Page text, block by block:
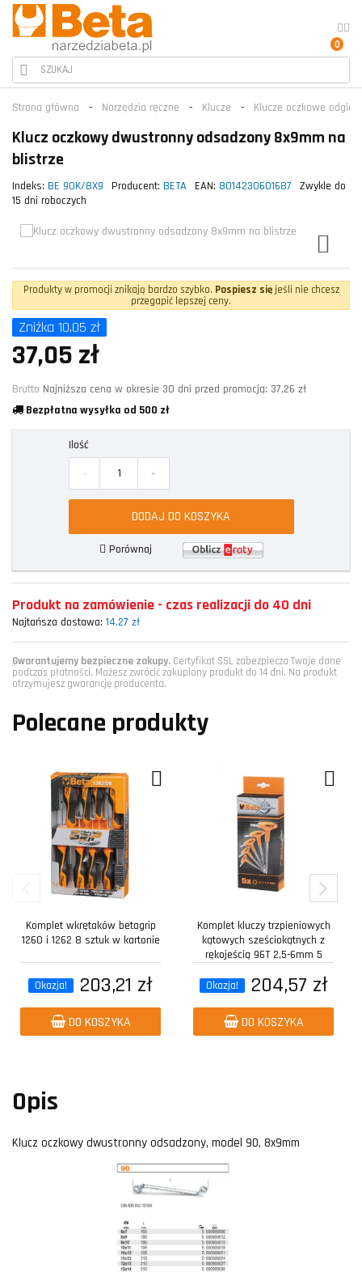
0
Strona główna Narzędzia ręczne Klucze Klucze oczkowe
Klucz oczkowy dwustronny odsadzony 8x9mm na
blistrze
Indeks: BE 90K/8X9 Producent: BETA EAN: 8014230601687
Zwykle do
15 dni roboczych
Produkty w promocji znikają bardzo szybko. Pospiesz sięjeśli nie chcesz
przegapić lepszej ceny.
Zniżka 10,05 zł
37,05 zł
Brutto Najniższa cena w okresie 30 dni przed promocją: 37,26 zł
Bezpłatna wysyłka od 500 zł
Ilość
- +
DODAJ DO KOSZYKA
Porównaj
Produkt na zamówienie - czas realizacji do 40 dni
Najtańsza dostawa: 14,27 zł
Gwarantujemy bezpieczne zakupy. Certyfikat SSL zabezpiecza Twoje dane
podczas płatności. Możesz zwrócić zakupiony produkt do 14 dni. Na produkt
otrzymujesz gwarancję producenta.
Polecane produkty
Komplet wkrętaków betagrip
1260 i 1262 8 sztuk w kartonie
Okazja! 203,21 zł
DO KOSZYKA
Komplet kluczy trzpieniowych
kątowych sześciokątnych z
rękojeścią 96T 2,5-6mm 5
Okazja!
204,57 zł
DO KOSZYKA
Opis
Klucz oczkowy dwustronny odsadzony, model 90, 8x9mm